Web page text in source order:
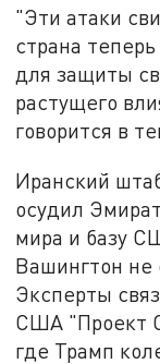
"Эти атаки
страна
для защиты
растущего
говорится в
Иранский
осудил
мира и базу
Вашингтон не
Эксперты
США "Проект
где Трамп